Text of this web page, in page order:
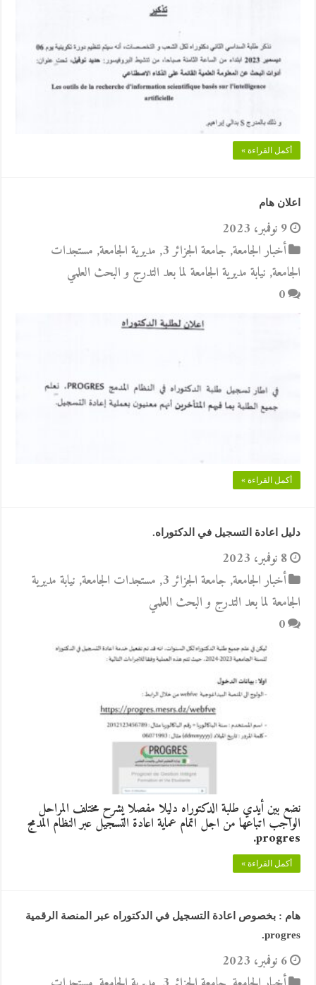
أكمل القراءة »
اعلان هام
9 نوفمبر، 2023
أخبار الجامعة, جامعة الجزائر 3 , مديرية الجامعة, مستجدات
الجامعة, نيابة مديرية الجامعة لما بعد التدرج و البحث العلمي
0
أكمل القراءة »
دليل اعادة التسجيل في الدكتوراه.
8 نوفمبر، 2023
أخبار الجامعة, جامعة الجزائر 3 , مستجدات الجامعة, نيابة مديرية
الجامعة لما بعد التدرج و البحث العلمي
0
نضع بين أيدي طلبة الدكتوراه دليلا مفصلا يشرح مختلف المراحل
الواجب اتباعها من اجل اتمام عماية اعادة التسجيل عبر النظام المدمج
progres.
أكمل القراءة »
هام : بخصوص اعادة التسجيل في الدكتوراه عبر المنصة الرقمية
progres.
6 نوفمبر، 2023